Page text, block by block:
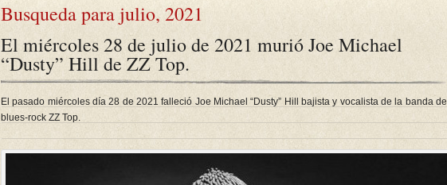
Busqueda para julio, 2021
El miércoles 28 de julio de 2021 murió Joe Michael
“Dusty” Hill de ZZ Top.
El pasado miércoles día 28 de 2021 falleció Joe Michael “Dusty” Hill bajista y vocalista de la banda de
blues-rock ZZ Top.